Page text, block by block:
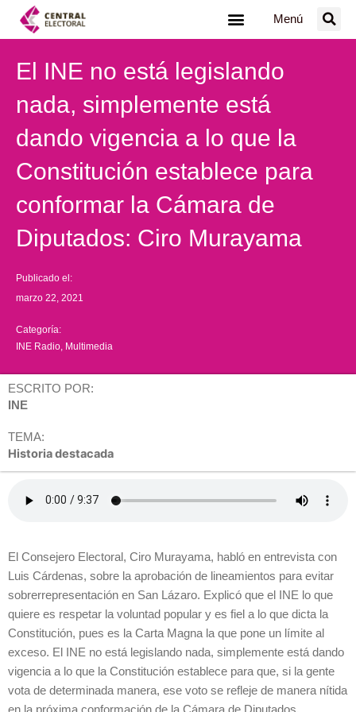
Menú
El INE no está legislando
nada, simplemente está
dando vigencia a lo que la
Constitución establece para
conformar la Cámara de
Diputados: Ciro Murayama
Publicado el:
marzo 22, 2021
Categoría:
INE Radio Multimedia
ESCRITO POR:
INE
TEMA:
Historia destacada
El Consejero Electoral, Ciro Murayama, habló en entrevista con
Luis Cárdenas, sobre la aprobación de lineamientos para evitar
sobrerrepresentación en San Lázaro. Explicó que el INE lo que
quiere es respetar la voluntad popular y es fiel a lo que dicta la
Constitución, pues es la Carta Magna la que pone un límite al
exceso. El INE no está legislando nada, simplemente está dando
vigencia a lo que la Constitución establece para que, si la gente
vota de determinada manera, ese voto se refleje de manera nítida